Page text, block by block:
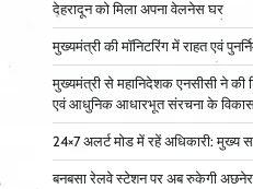
देहरादून को मिला अपना वेलनेस घर
मुख्यमंत्री की मॉनिटरिंग में राहत एवं
मुख्यमंत्री से महानिदेशक एनसीसी ने की
एवं आधुनिक आधारभूत संरचना के विकास
24×7 अलर्ट मोड में रहें अधिकारी: मुख्य
बनबसा रेलवे स्टेशन पर अब रुकेगी